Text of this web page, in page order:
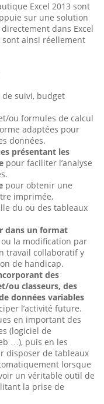
Excel 2013 sont
sur une solution
dans Excel
sont ainsi réellement
suivi, budget
ou formules de calcul
adaptées pour
données.
présentant les
pour faciliter l’analyse
pour obtenir une
imprimée,
du ou des tableaux
dans un format
la modification par
travail collaboratif y
de handicap.
des
ou classeurs, des
données variables
l’activité future.
en important des
(logiciel de
…), puis en les
disposer de tableaux
lorsque
un véritable outil de
la prise de